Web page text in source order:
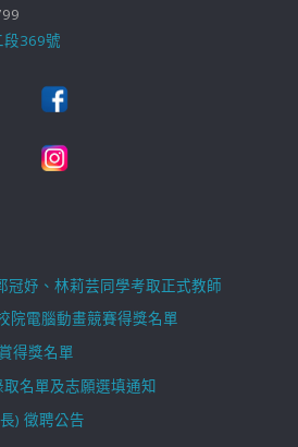
369號
冠妤、林莉芸同學考取正式教師
院電腦動畫競賽得獎名單
得獎名單
名單及志願選填通知
) 徵聘公告